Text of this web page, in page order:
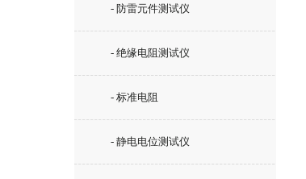
- 防雷元件测试仪
- 绝缘电阻测试仪
- 标准电阻
- 静电电位测试仪